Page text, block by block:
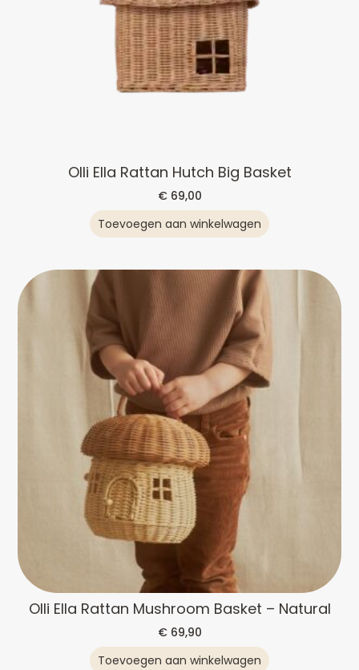
Olli Ella Rattan Hutch Big Basket
€69,00
Toevoegen aan winkelwagen
Olli Ella Rattan Mushroom Basket – Natural
€69,90
Toevoegen aan winkelwagen